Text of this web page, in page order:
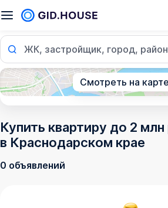
ЖК, застройщик, город,
Смотреть на карте
Купить квартиру до 2
в Краснодарском крае
0 объявлений